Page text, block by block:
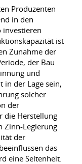
Produzenten
in den
investieren
ist
Zunahme der
der Bau
und
in der Lage sein,
solcher
der
die Herstellung
Zinn-Legierung
der
das
eine Seltenheit.